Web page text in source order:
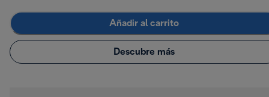
Añadir al carrito
Descubre más